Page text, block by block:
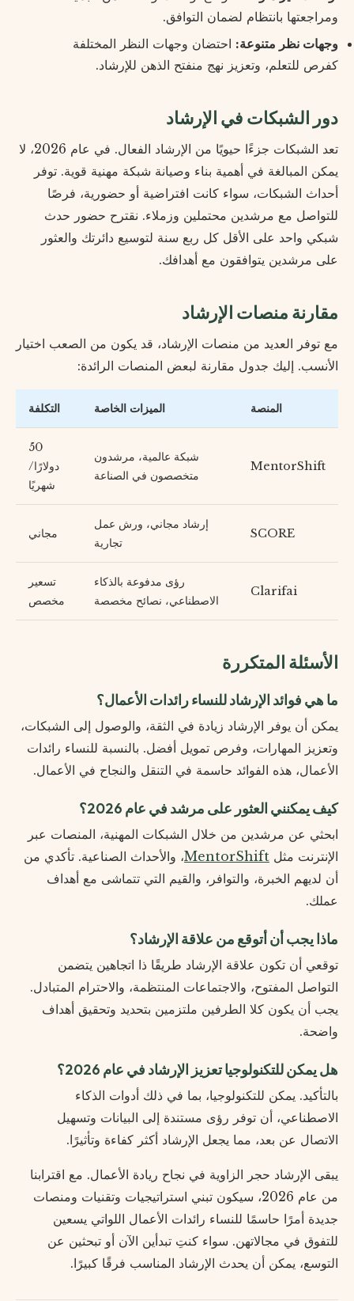
ومراجعتها بانتظام لضمان التوافق.
وجهات نظر متنوعة: احتضان وجهات النظر المختلفة
كفرص للتعلم، وتعزيز نهج منفتح الذهن للإرشاد.
دور الشبكات في الإرشاد
تعد الشبكات جزءًا حيويًا من الإرشاد الفعال. في عام 2026، لا
يمكن المبالغة في أهمية بناء وصيانة شبكة مهنية قوية. توفر
أحداث الشبكات، سواء كانت افتراضية أو حضورية، فرصًا
للتواصل مع مرشدين محتملين وزملاء. نقترح حضور حدث
شبكي واحد على الأقل كل ربع سنة لتوسيع دائرتك والعثور
على مرشدين يتوافقون مع أهدافك.
مقارنة منصات الإرشاد
مع توفر العديد من منصات الإرشاد، قد يكون من الصعب اختيار
الأنسب. إليك جدول مقارنة لبعض المنصات الرائدة:
المنصة الميزات الخاصة التكلفة
MentorShift
شبكة عالمية، مرشدون
متخصصون في الصناعة
50
دولارًا/
شهريًا
SCORE
إرشاد مجاني، ورش عمل
تجارية
مجاني
Clarifai
رؤى مدفوعة بالذكاء
الاصطناعي، نصائح مخصصة
تسعير
مخصص
الأسئلة المتكررة
ما هي فوائد الإرشاد للنساء رائدات الأعمال؟
يمكن أن يوفر الإرشاد زيادة في الثقة، والوصول إلى الشبكات،
وتعزيز المهارات، وفرص تمويل أفضل. بالنسبة للنساء رائدات
الأعمال، هذه الفوائد حاسمة في التنقل والنجاح في الأعمال.
كيف يمكنني العثور على مرشد في عام 2026؟
ابحثي عن مرشدين من خلال الشبكات المهنية، المنصات عبر
الإنترنت مثل MentorShift، والأحداث الصناعية. تأكدي من
أن لديهم الخبرة، والتوافر، والقيم التي تتماشى مع أهداف
عملك.
ماذا يجب أن أتوقع من علاقة الإرشاد؟
توقعي أن تكون علاقة الإرشاد طريقًا ذا اتجاهين يتضمن
التواصل المفتوح، والاجتماعات المنتظمة، والاحترام المتبادل.
يجب أن يكون كلا الطرفين ملتزمين بتحديد وتحقيق أهداف
واضحة.
هل يمكن للتكنولوجيا تعزيز الإرشاد في عام 2026؟
بالتأكيد. يمكن للتكنولوجيا، بما في ذلك أدوات الذكاء
الاصطناعي، أن توفر رؤى مستندة إلى البيانات وتسهيل
الاتصال عن بعد، مما يجعل الإرشاد أكثر كفاءة وتأثيرًا.
يبقى الإرشاد حجر الزاوية في نجاح ريادة الأعمال. مع اقترابنا
من عام 2026، سيكون تبني استراتيجيات وتقنيات ومنصات
جديدة أمرًا حاسمًا للنساء رائدات الأعمال اللواتي يسعين
للتفوق في مجالاتهن. سواء كنتِ تبدأين الآن أو تبحثين عن
التوسع، يمكن أن يحدث الإرشاد المناسب فرقًا كبيرًا.